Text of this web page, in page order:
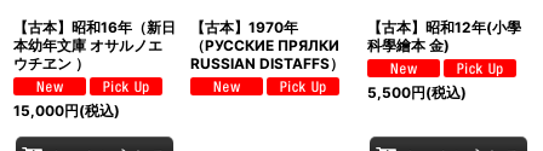
【古本】昭和16年（新日
本幼年文庫 オサルノエ
ウチヱン ）
15,000円(税込)
【古本】1970年
（РУССКИЕ ПРЯЛКИ
RUSSIAN DISTAFFS）
【古本】昭和12年(小學
科學繪本 金)
5,500円(税込)